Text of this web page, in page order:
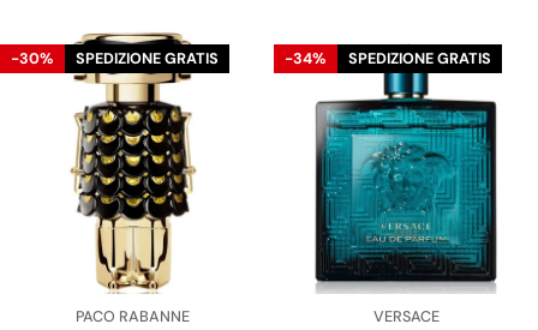
-30% SPEDIZIONE GRATIS
Venditore:
PACO RABANNE
-34% SPEDIZIONE GRATIS
Venditore:
VERSACE